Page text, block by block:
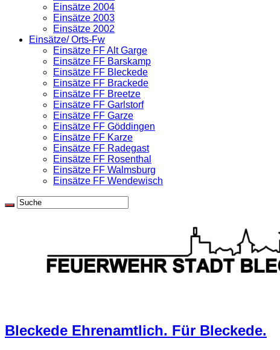
Einsätze 2004
Einsätze 2003
Einsätze 2002
Einsätze/ Orts-Fw
Einsätze FF Alt Garge
Einsätze FF Barskamp
Einsätze FF Bleckede
Einsätze FF Brackede
Einsätze FF Breetze
Einsätze FF Garlstorf
Einsätze FF Garze
Einsätze FF Göddingen
Einsätze FF Karze
Einsätze FF Radegast
Einsätze FF Rosenthal
Einsätze FF Walmsburg
Einsätze FF Wendewisch
Bleckede Ehrenamtlich. Für Bleckede.